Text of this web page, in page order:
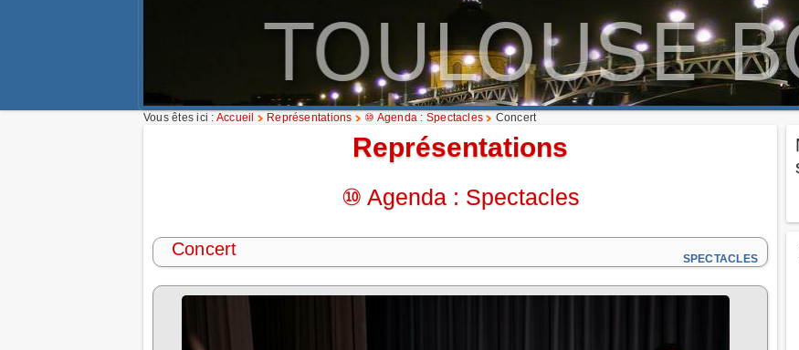
Vous êtes ici : Accueil Représentations ⑩ Agenda : Spectacles Concert
Représentations
⑩ Agenda : Spectacles
Concert SPECTACLES